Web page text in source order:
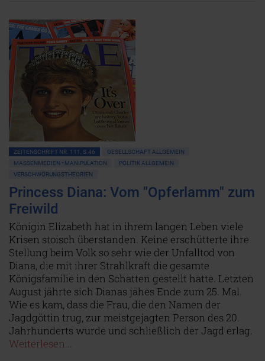
ZEITENSCHRIFT NR. 111, S.46
GESELLSCHAFT ALLGEMEIN
MASSENMEDIEN • MANIPULATION
POLITIK ALLGEMEIN
VERSCHWÖRUNGSTHEORIEN
Princess Diana: Vom "Opferlamm" zum
Freiwild
Königin Elizabeth hat in ihrem langen Leben viele
Krisen stoisch überstanden. Keine erschütterte ihre
Stellung beim Volk so sehr wie der Unfalltod von
Diana, die mit ihrer Strahlkraft die gesamte
Königsfamilie in den Schatten gestellt hatte. Letzten
August jährte sich Dianas jähes Ende zum 25. Mal.
Wie es kam, dass die Frau, die den Namen der
Jagdgöttin trug, zur meistgejagten Person des 20.
Jahrhunderts wurde und schließlich der Jagd erlag.
Weiterlesen...